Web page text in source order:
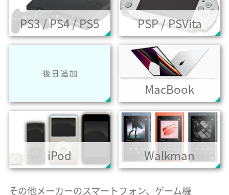
PS3 / PS4 / PS5 PSP / PSVita
MacBook
iPod Walkman
その他メーカーのスマートフォン、ゲーム機